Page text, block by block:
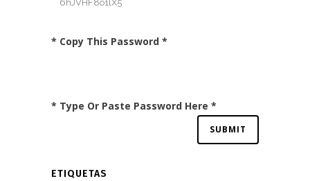
* Copy This Password *
* Type Or Paste Password Here *
ETIQUETAS